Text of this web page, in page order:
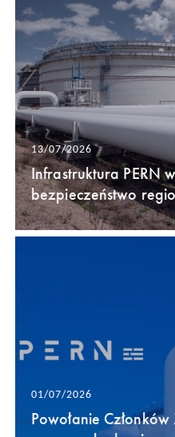
13/07/2026
Infrastruktura PERN
bezpieczeństwo
01/07/2026
Powołanie